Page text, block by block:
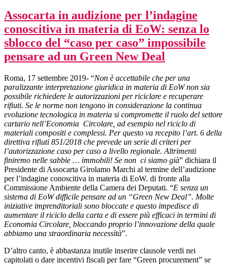
Assocarta in audizione per l’indagine
conoscitiva in materia di EoW: senza lo
sblocco del “caso per caso” impossibile
pensare ad un Green New Deal
Roma, 17 settembre 2019- “Non è accettabile che per una
paralizzante interpretazione giuridica in materia di EoW non sia
possibile richiedere le autorizzazioni per riciclare e recuperare
rifiuti. Se le norme non tengono in considerazione la continua
evoluzione tecnologica in materia si compromette il ruolo del settore
cartario nell’Economia Circolare, ad esempio nel riciclo di
materiali compositi e complessi. Per questo va recepito l’art. 6 della
direttiva rifiuti 851/2018 che prevede un serie di criteri per
l’autorizzazione caso per caso a livello regionale. Altrimenti
finiremo nelle sabbie … immobili! Se non ci siamo già” dichiara il
Presidente di Assocarta Girolamo Marchi al termine dell’audizione
per l’indagine conoscitiva in materia di EoW. di fronte alla
Commissione Ambiente della Camera dei Deputati. “E senza un
sistema di EoW difficile pensare ad un “Green New Deal”. Molte
iniziative imprenditoriali sono bloccate e questo impedisce di
aumentare il riciclo della carta e di essere più efficaci in termini di
Economia Circolare, bloccando proprio l’innovazione della quale
abbiamo una straordinaria necessità”.
D’altro canto, è abbastanza inutile inserire clausole verdi nei
capitolati o dare incentivi fiscali per fare “Green procurement” se